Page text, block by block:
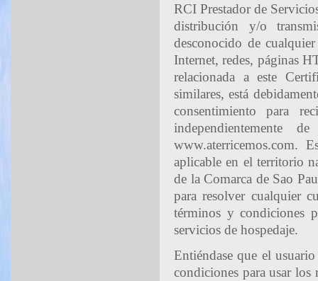
RCI Prestador de
distribución y/o
desconocido de
Internet, redes, páginas
relacionada a este
similares, está
consentimiento para
www.aterricemos.com.
aplicable en el territorio
de la Comarca de Sao
para resolver cualquier
términos y condiciones
servicios de hospedaje.
Entiéndase que el
condiciones para usar los